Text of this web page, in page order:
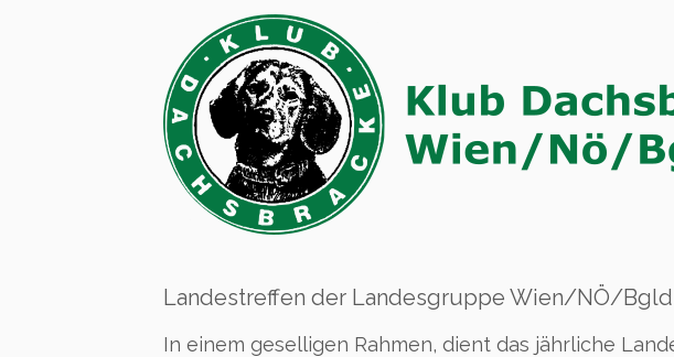
Landestreffen der Landesgruppe Wien/NÖ/
In einem geselligen Rahmen, dient das jährliche